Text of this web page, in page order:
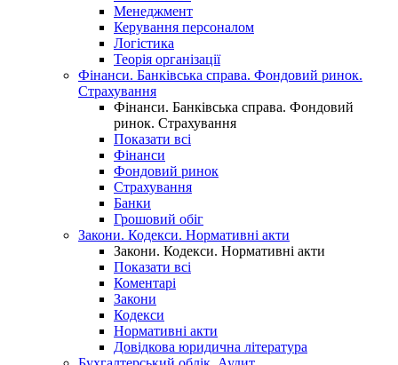
Менеджмент
Керування персоналом
Логістика
Теорія організації
Фінанси. Банківська справа. Фондовий ринок.
Страхування
Фінанси. Банківська справа. Фондовий
ринок. Страхування
Показати всі
Фінанси
Фондовий ринок
Страхування
Банки
Грошовий обіг
Закони. Кодекси. Нормативні акти
Закони. Кодекси. Нормативні акти
Показати всі
Коментарі
Закони
Кодекси
Нормативні акти
Довідкова юридична література